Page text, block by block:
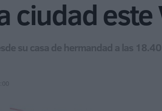
ciudad
su casa de hermandad a las